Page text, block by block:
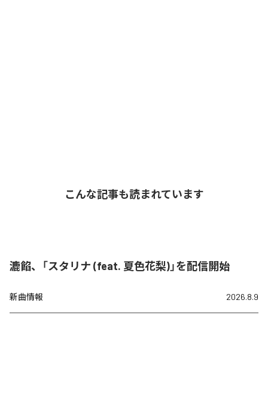
こんな記事も読まれています
漉餡、「スタリナ (feat. 夏色花梨)」を配信開始
新曲情報 2026.8.9